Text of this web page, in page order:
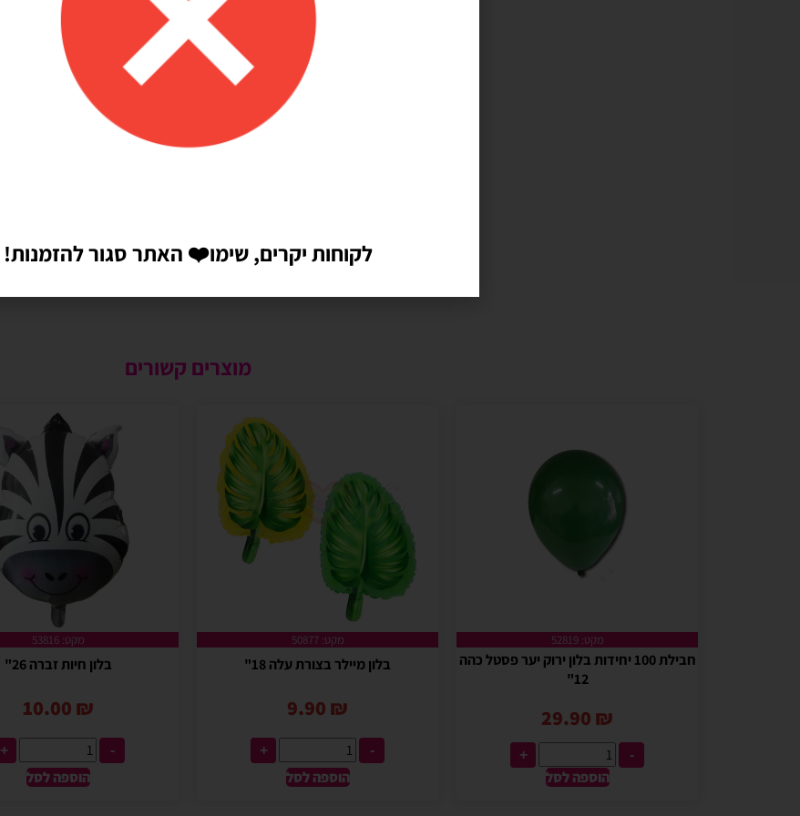
מוצרים קשורים
מקט: 52819
חבילת 100 יחידות בלון ירוק יער פסטל כהה
12"
29.90 ₪
-
+
הוספה לסל
מקט: 50877
בלון מיילר בצורת עלה 18"
9.90 ₪
-
+
הוספה לסל
מקט: 53816
בלון חיות זברה 26"
10.00 ₪
-
+
הוספה לסל
לקוחות יקרים, שימו❤️ האתר סגור להזמנות!